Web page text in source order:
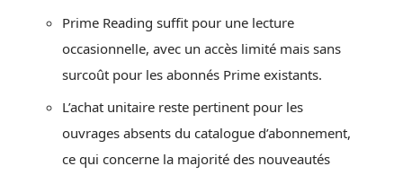
Prime Reading suffit pour une lecture
occasionnelle, avec un accès limité mais sans
surcoût pour les abonnés Prime existants.
L’achat unitaire reste pertinent pour les
ouvrages absents du catalogue d’abonnement,
ce qui concerne la majorité des nouveautés